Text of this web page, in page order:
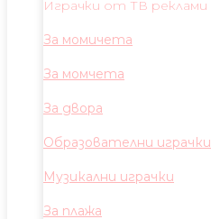
Играчки от ТВ реклами
За момичета
За момчета
За двора
Образователни играчки
Музикални играчки
За плажа